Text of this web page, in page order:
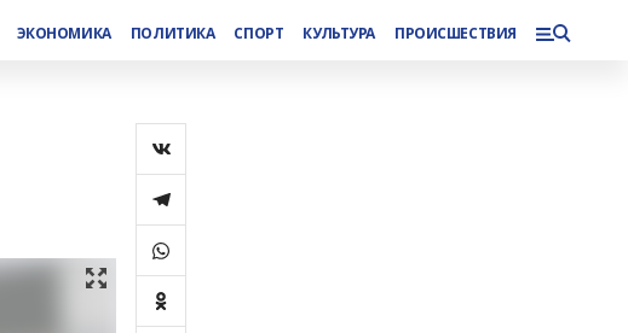
ЭКОНОМИКА ПОЛИТИКА СПОРТ КУЛЬТУРА ПРОИСШЕСТВИЯ